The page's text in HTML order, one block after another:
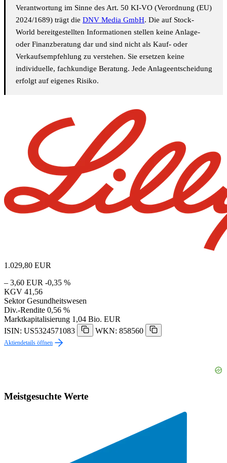
Verantwortung im Sinne des Art. 50 KI-VO (Verordnung (EU)
2024/1689) trägt die DNV Media GmbH. Die auf Stock-
World bereitgestellten Informationen stellen keine Anlage-
oder Finanzberatung dar und sind nicht als Kauf- oder
Verkaufsempfehlung zu verstehen. Sie ersetzen keine
individuelle, fachkundige Beratung. Jede Anlageentscheidung
erfolgt auf eigenes Risiko.
1.029,80 EUR
– 3,60 EUR -0,35 %
KGV 41,56
Sektor Gesundheitswesen
Div.-Rendite 0,56 %
Marktkapitalisierung 1,04 Bio. EUR
ISIN: US5324571083
WKN: 858560
Aktiendetails öffnen
Meistgesuchte Werte